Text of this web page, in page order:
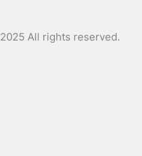
2025 All rights reserved.